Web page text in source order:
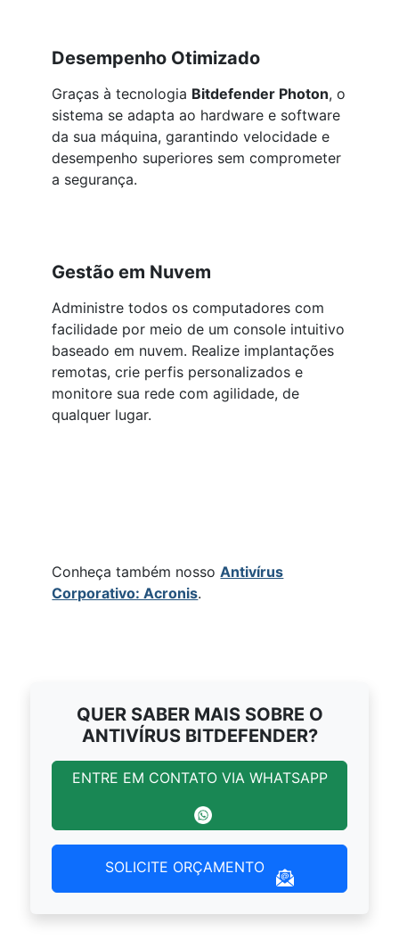
Desempenho Otimizado
Graças à tecnologia Bitdefender Photon, o
sistema se adapta ao hardware e software
da sua máquina, garantindo velocidade e
desempenho superiores sem comprometer
a segurança.
Gestão em Nuvem
Administre todos os computadores com
facilidade por meio de um console intuitivo
baseado em nuvem. Realize implantações
remotas, crie perfis personalizados e
monitore sua rede com agilidade, de
qualquer lugar.
Conheça também nossoAntivírus
Corporativo: Acronis.
QUER SABER MAIS SOBRE O
ANTIVÍRUS BITDEFENDER?
ENTRE EM CONTATO VIA WHATSAPP
SOLICITE ORÇAMENTO